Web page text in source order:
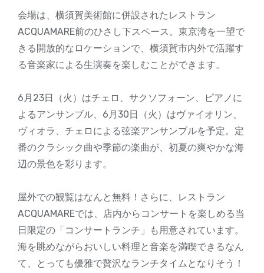
会場は、横須賀美術館に併設されたレストラン
ACQUAMARE前のひさし下スペース。東京湾を一望で
きる開放的なロケーションで、横須賀市内外で活躍す
る音楽家による生演奏を楽しむことができます。
6月23日（火）はチェロ、サクソフォーン、ピアノに
よるアンサンブル、6月30日（火）はヴァイオリン、
ヴィオラ、チェロによる弦楽アンサンブルを予定。定
番のクラシック曲や季節の楽曲が、初夏の爽やかな海
辺の景色を彩ります。
屋外での観覧はなんと無料！さらに、レストラン
ACQUAMAREでは、店内からコンサートを楽しめる当
日限定の「コンサートランチ」も用意されています。
海を眺めながらおいしい料理と音楽を満喫できるなん
て、とっても優雅で贅沢なランチタイムとなりそう！